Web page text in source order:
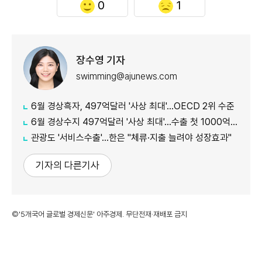
0 1
장수영 기자
swimming@ajunews.com
6월 경상흑자, 497억달러 '사상 최대'…OECD 2위 수준
6월 경상수지 497억달러 '사상 최대'…수출 첫 1000억달러 돌파
관광도 '서비스수출'…한은 "체류·지출 늘려야 성장효과"
기자의 다른기사
©'5개국어 글로벌 경제신문' 아주경제. 무단전재·재배포 금지